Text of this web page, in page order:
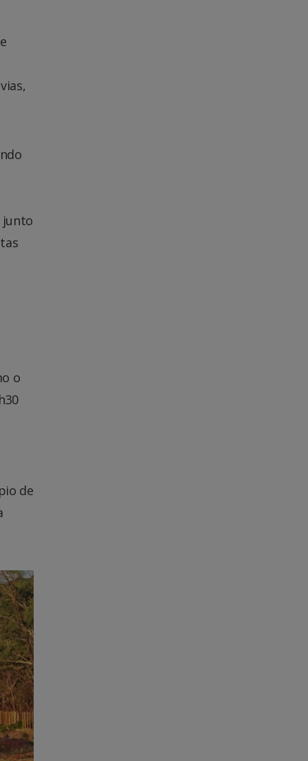
junto
o
de